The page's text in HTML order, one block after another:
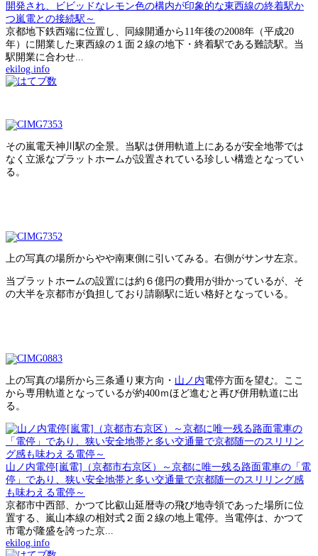
開発され、ビビッドなレモン色の構内が印象的な東西線の終着駅か
つ嵐電との接続駅～
京都地下鉄西端に位置し、同線開通から11年後の2008年（平成20
年）に開業した東西線の１面２線の地下・終着駅である難読駅。当
駅開業に合わせ...
ekilog.info
その嵐電天神川駅の全景。当駅は併用軌道上にあるが安全地帯では
なく立派なプラットホームが設置されている珍しい構造となってい
る。
上の写真の場所からやや南東側に引いてみる。右側がサンサ左京。
当プラットホームの設置には約６億円の費用が掛かっているが、そ
の大半を京都市が負担しており請願駅に近い格好となっている。
上の写真の場所から三条通り東方向・ 山ノ内電停方面を望む。ここ
から専用軌道となっているが約400ｍほど進むと再び併用軌道に出
る。
山ノ内電停[嵐電]（京都市右京区）～京都に唯一残る路面電車の「電
停」であり、狭い安全地帯と多い交通量で京都随一のスリリング感
も味わえる電停～
京都市中西部、かつて比叡山延暦寺の飛び地寺領であった場所に位
置する、嵐山本線の相対式２面２線の地上電停。当電停は、かつて
市電が隆盛を誇った京...
ekilog.info